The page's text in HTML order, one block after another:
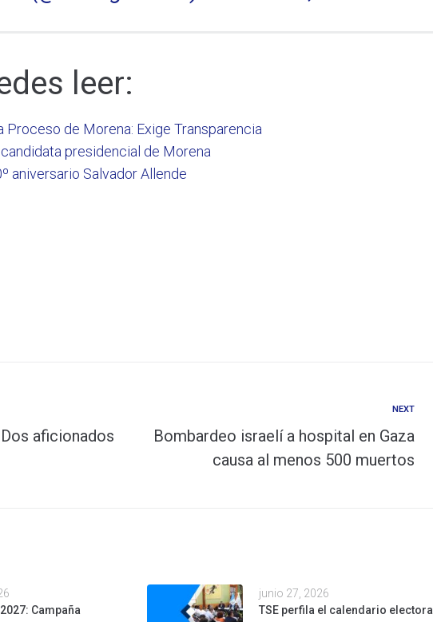
leer:
Proceso de Morena: Exige Transparencia
presidencial de Morena
aniversario Salvador Allende
aficionados
NEXT
Bombardeo israelí a hospital en Gaza
causa al menos 500 muertos
Campaña
junio 27, 2026
TSE perfila el calendario electoral